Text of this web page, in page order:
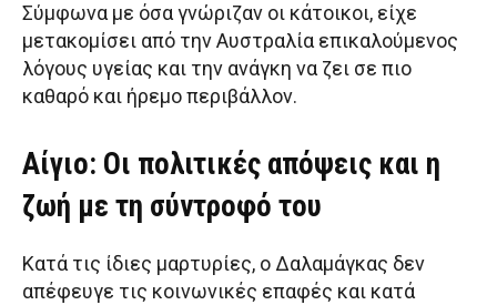
Σύμφωνα με όσα γνώριζαν οι κάτοικοι, είχε
μετακομίσει από την Αυστραλία επικαλούμενος
λόγους υγείας και την ανάγκη να ζει σε πιο
καθαρό και ήρεμο περιβάλλον.
Αίγιο: Οι πολιτικές απόψεις και η
ζωή με τη σύντροφό του
Κατά τις ίδιες μαρτυρίες, ο Δαλαμάγκας δεν
απέφευγε τις κοινωνικές επαφές και κατά